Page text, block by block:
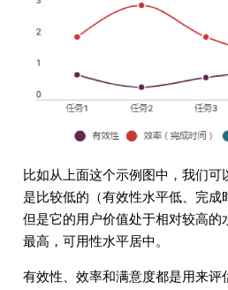
比如从上面这个示例图中，我们可
是比较低的（有效性水平低、完成
但是它的用户价值处于相对较高的
最高，可用性水平居中。
有效性、效率和满意度都是用来评